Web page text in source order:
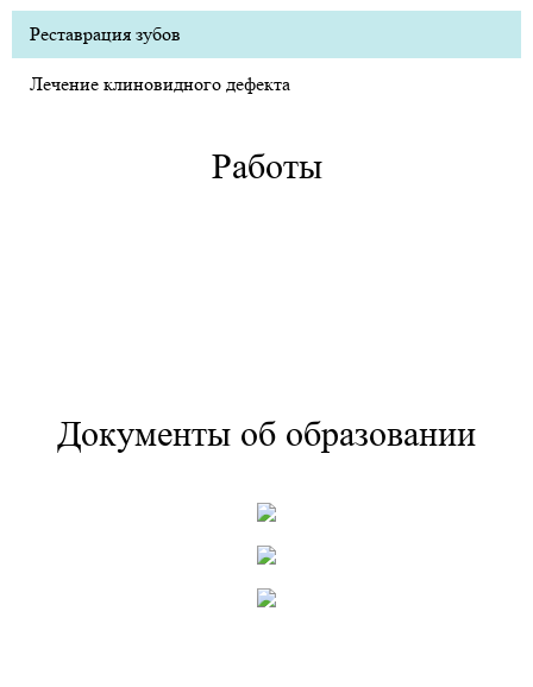
Реставрация зубов
Лечение клиновидного дефекта
Работы
Документы об образовании